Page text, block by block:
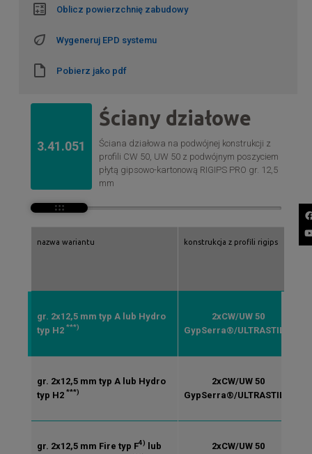
Oblicz powierzchnię zabudowy
Wygeneruj EPD systemu
Pobierz jako pdf
3.41.051
Ściany działowe
Ściana działowa na podwójnej konstrukcji z
profili CW 50, UW 50 z podwójnym poszyciem
płytą gipsowo-kartonową RIGIPS PRO gr. 12,5
mm
nazwa wariantu konstrukcja z profili rigips
gr. 2x12,5 mm typ A lub Hydro
typ H2***)
2xCW/UW 50
GypSerra®/ULTRASTIL®
gr. 2x12,5 mm typ A lub Hydro
typ H2***)
2xCW/UW 50
GypSerra®/ULTRASTIL®
gr. 2x12,5 mm Fire typ F4)
lub
2xCW/UW 50